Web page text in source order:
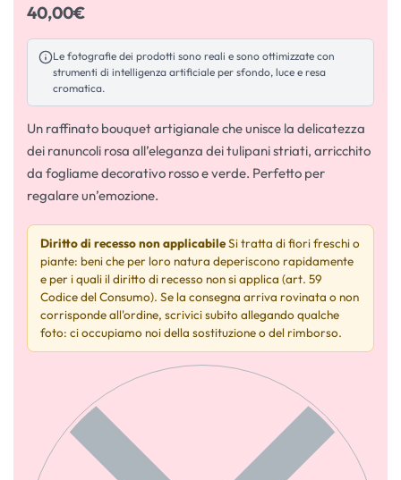
40,00€
Le fotografie dei prodotti sono reali e sono ottimizzate con
strumenti di intelligenza artificiale per sfondo, luce e resa
cromatica.
Un raffinato bouquet artigianale che unisce la delicatezza
dei ranuncoli rosa all’eleganza dei tulipani striati, arricchito
da fogliame decorativo rosso e verde. Perfetto per
regalare un’emozione.
Diritto di recesso non applicabileSi tratta di fiori freschi o
piante: beni che per loro natura deperiscono rapidamente
e per i quali il diritto di recesso non si applica (art. 59
Codice del Consumo). Se la consegna arriva rovinata o non
corrisponde all'ordine, scrivici subito allegando qualche
foto: ci occupiamo noi della sostituzione o del rimborso.